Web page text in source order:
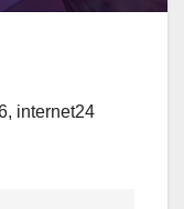
internet24